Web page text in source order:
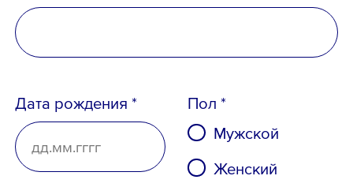
Дата рождения *
Пол *
Мужской
Женский